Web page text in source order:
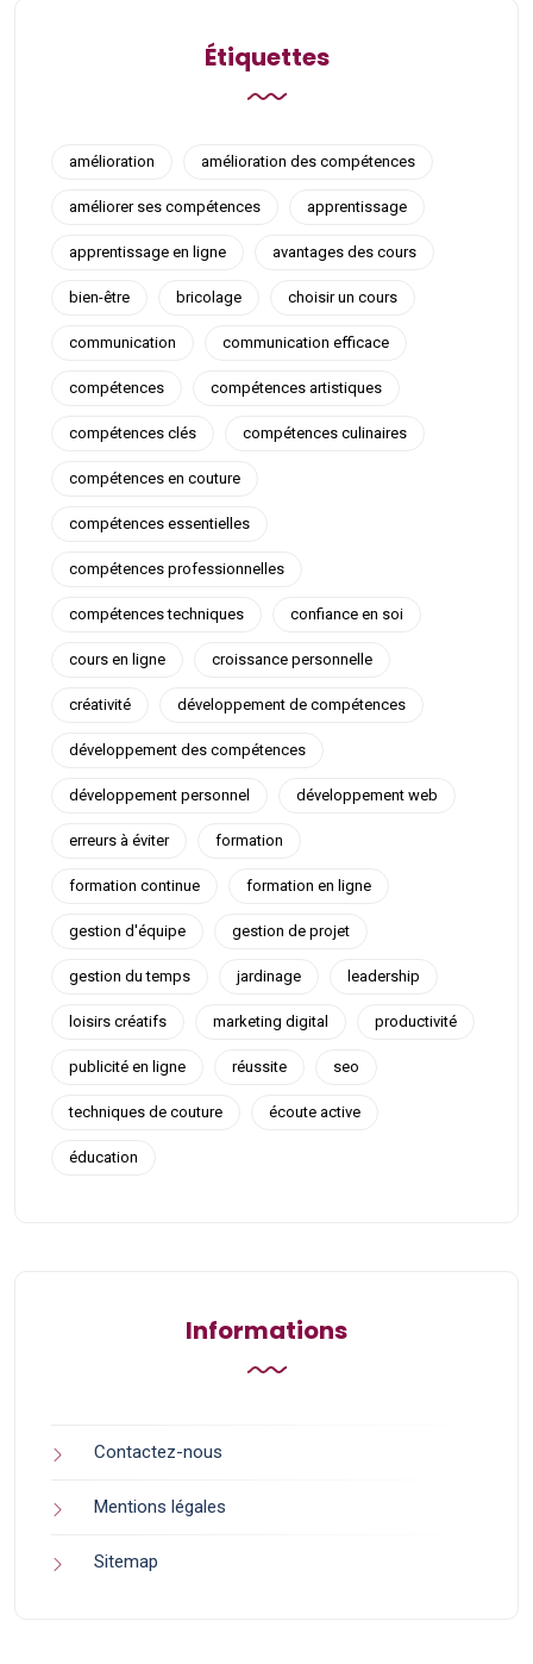
Étiquettes
amélioration amélioration des compétences
améliorer ses compétences apprentissage
apprentissage en ligne avantages des cours
bien-être bricolage choisir un cours
communication communication efficace
compétences compétences artistiques
compétences clés compétences culinaires
compétences en couture
compétences essentielles
compétences professionnelles
compétences techniques confiance en soi
cours en ligne croissance personnelle
créativité développement de compétences
développement des compétences
développement personnel développement web
erreurs à éviter formation
formation continue formation en ligne
gestion d'équipe gestion de projet
gestion du temps jardinage leadership
loisirs créatifs marketing digital productivité
publicité en ligne réussite seo
techniques de couture écoute active
éducation
Informations
Contactez-nous
Mentions légales
Sitemap